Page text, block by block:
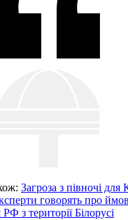
Загроза з півночі
говорять про
з території Білорусі